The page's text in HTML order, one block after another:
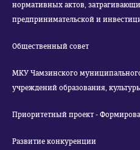
нормативных актов,
предпринимательской и
Общественный совет
МКУ Чамзинского
учреждений образования,
Приоритетный проект -
Развитие конкуренции